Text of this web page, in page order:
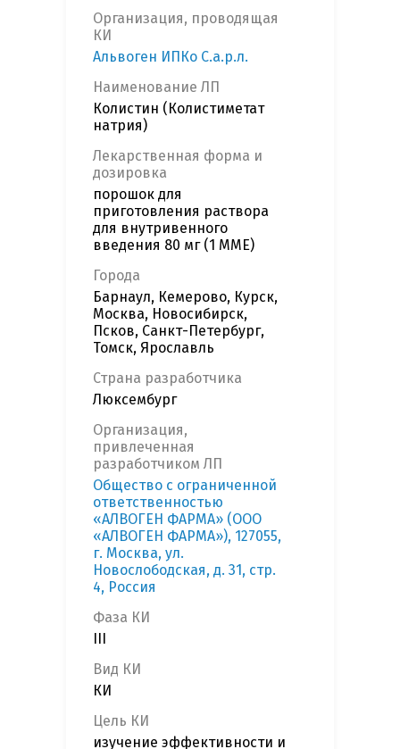
Организация, проводящая
КИ
Альвоген ИПКо С.а.р.л.
Наименование ЛП
Колистин (Колистиметат
натрия)
Лекарственная форма и
дозировка
порошок для
приготовления раствора
для внутривенного
введения 80 мг (1 ММЕ)
Города
Барнаул, Кемерово, Курск,
Москва, Новосибирск,
Псков, Санкт-Петербург,
Томск, Ярославль
Страна разработчика
Люксембург
Организация,
привлеченная
разработчиком ЛП
Общество с ограниченной
ответственностью
«АЛВОГЕН ФАРМА» (ООО
«АЛВОГЕН ФАРМА»), 127055,
г. Москва, ул.
Новослободская, д. 31, стр.
4, Россия
Фаза КИ
Вид КИ
КИ
Цель КИ
изучение эффективности и